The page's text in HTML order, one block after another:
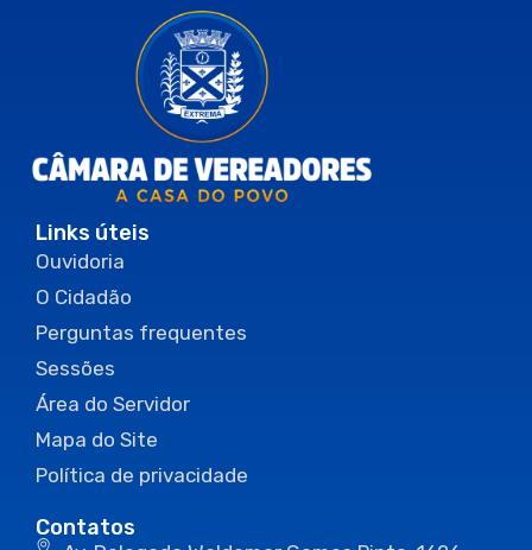
Links úteis
Ouvidoria
O Cidadão
Perguntas frequentes
Sessões
Área do Servidor
Mapa do Site
Política de privacidade
Contatos